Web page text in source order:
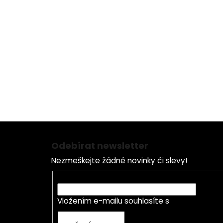
Z
Odebírat newsletter
Nezmeškejte žádné novinky či slevy!
Vložením e-mailu souhlasíte s